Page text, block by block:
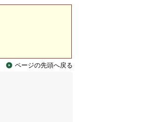
ページの先頭へ戻る